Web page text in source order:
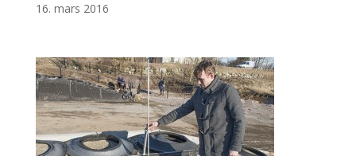
16. mars 2016